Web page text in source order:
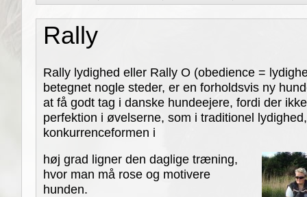
Rally
Rally lydighed eller Rally O (obedience =
betegnet nogle steder, er en forholdsvis ny
at få godt tag i danske hundeejere, fordi der
perfektion i øvelserne, som i traditionel
konkurrenceformen i
høj grad ligner den daglige træning,
hvor man må rose og motivere
hunden.